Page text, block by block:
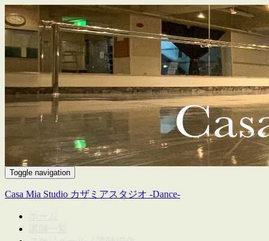
Toggle navigation
Casa Mia Studio カザミアスタジオ -Dance-